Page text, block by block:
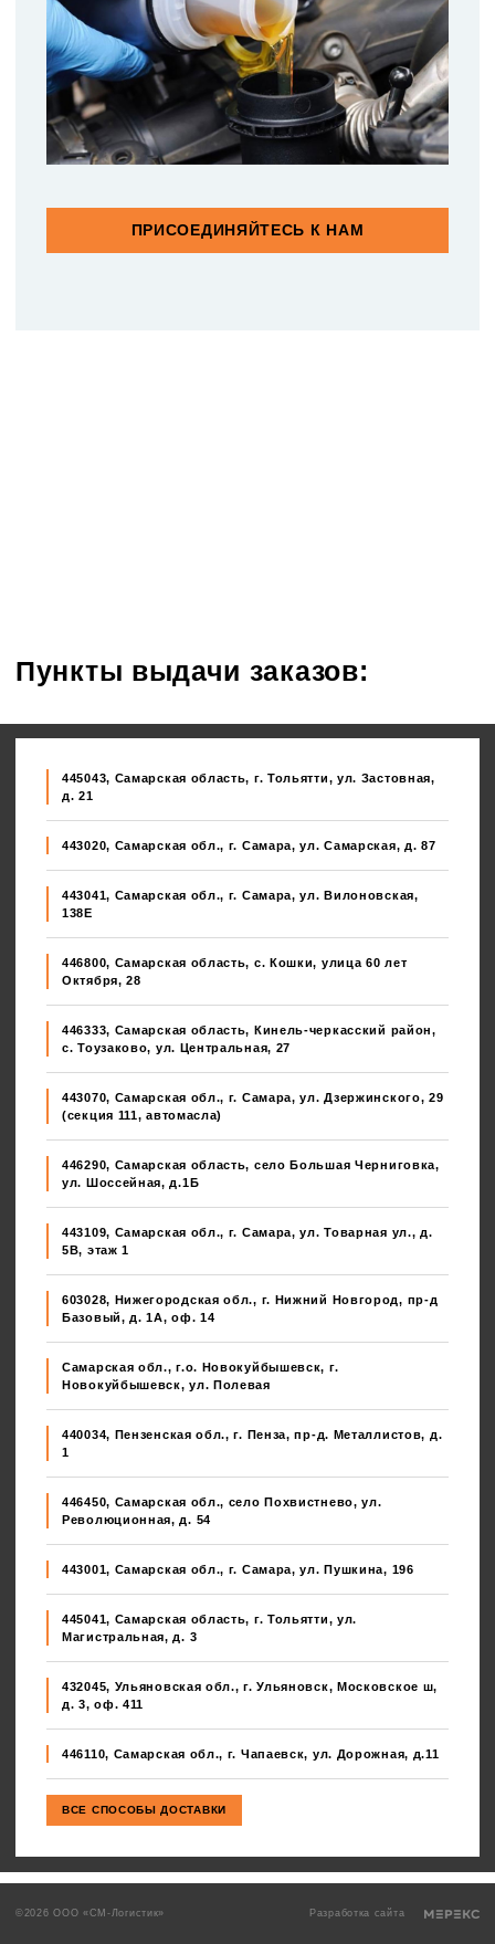
ПРИСОЕДИНЯЙТЕСЬ К НАМ
Пункты выдачи заказов:
445043, Самарская область, г. Тольятти, ул. Застовная,
д. 21
443020, Самарская обл., г. Самара, ул. Самарская, д. 87
443041, Самарская обл., г. Самара, ул. Вилоновская,
138E
446800, Самарская область, с. Кошки, улица 60 лет
Октября, 28
446333, Самарская область, Кинель-черкасский район,
с. Тоузаково, ул. Центральная, 27
443070, Самарская обл., г. Самара, ул. Дзержинского, 29
(секция 111, автомасла)
446290, Самарская область, село Большая Черниговка,
ул. Шоссейная, д.1Б
443109, Самарская обл., г. Самара, ул. Товарная ул., д.
5В, этаж 1
603028, Нижегородская обл., г. Нижний Новгород, пр-д
Базовый, д. 1А, оф. 14
Самарская обл., г.о. Новокуйбышевск, г.
Новокуйбышевск, ул. Полевая
440034, Пензенская обл., г. Пенза, пр-д. Металлистов, д.
1
446450, Самарская обл., село Похвистнево, ул.
Революционная, д. 54
443001, Самарская обл., г. Самара, ул. Пушкина, 196
445041, Самарская область, г. Тольятти, ул.
Магистральная, д. 3
432045, Ульяновская обл., г. Ульяновск, Московское ш,
д. 3, оф. 411
446110, Самарская обл., г. Чапаевск, ул. Дорожная, д.11
©2026 ООО «СМ-Логистик» Разработка сайта